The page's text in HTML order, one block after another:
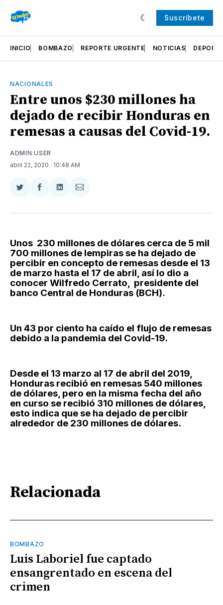
Suscríbete
INICIO BOMBAZO REPORTE URGENTE NOTICIAS
NACIONALES
Entre unos $230 millones ha
dejado de recibir Honduras en
remesas a causas del Covid-19.
ADMIN USER
abril 22, 2020 . 10:48 AM
Compartir
Twitter
Compartir
Facebook
Compartir
LinkedIn
Compartir
Email
Unos 230 millones de dólares cerca de 5 mil
700 millones de lempiras se ha dejado de
percibir en concepto de remesas desde el 13
de marzo hasta el 17 de abril, así lo dio a
conocer Wilfredo Cerrato, presidente del
banco Central de Honduras (BCH).
Un 43 por ciento ha caído el flujo de remesas
debido a la pandemia del Covid-19.
Desde el 13 marzo al 17 de abril del 2019,
Honduras recibió en remesas 540 millones
de dólares, pero en la misma fecha del año
en curso se recibió 310 millones de dólares,
esto indica que se ha dejado de percibir
alrededor de 230 millones de dólares.
Relacionada
BOMBAZO
Luis Laboriel fue captado
ensangrentado en escena del
crimen